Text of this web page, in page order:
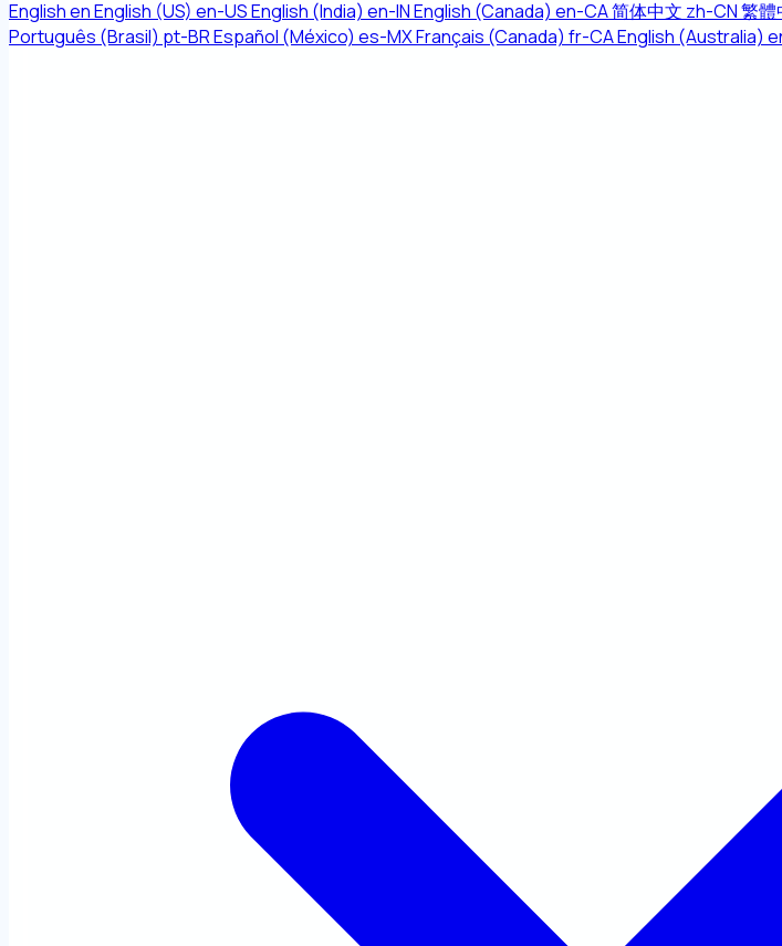
EnglishenEnglish (US) en-USEnglish (India) en-INEnglish (Canada) en-CA简体中文 zh-CN繁體
Português (Brasil) pt-BREspañol (México) es-MXFrançais (Canada) fr-CAEnglish (Australia)